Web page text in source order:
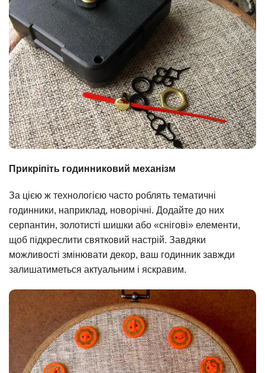
Прикріпіть годинниковий механізм
За цією ж технологією часто роблять тематичні
годинники, наприклад, новорічні. Додайте до них
серпантин, золотисті шишки або «снігові» елементи,
щоб підкреслити святковий настрій. Завдяки
можливості змінювати декор, ваш годинник завжди
залишатиметься актуальним і яскравим.